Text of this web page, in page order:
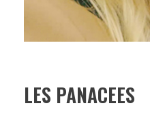
LES PANACEES